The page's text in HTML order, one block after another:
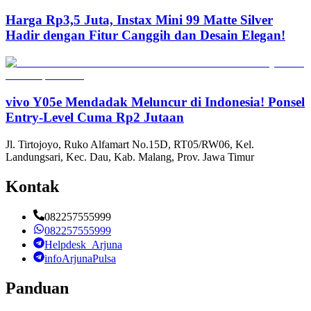
Harga Rp3,5 Juta, Instax Mini 99 Matte Silver
Hadir dengan Fitur Canggih dan Desain Elegan!
vivo Y05e Mendadak Meluncur di Indonesia! Ponsel
Entry-Level Cuma Rp2 Jutaan
Jl. Tirtojoyo, Ruko Alfamart No.15D, RT05/RW06, Kel.
Landungsari, Kec. Dau, Kab. Malang, Prov. Jawa Timur
Kontak
082257555999
082257555999
Helpdesk_Arjuna
infoArjunaPulsa
Panduan